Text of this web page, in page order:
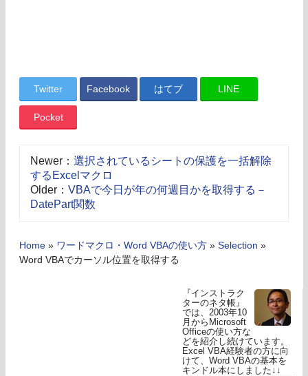
Twitter Facebook はてブ LINE
Pocket
Newer： 選択されているシートの保護を一括解除
するExcelマクロ
Older： VBAで今日が年の何週目かを取得する－
DatePart関数
Home » ワードマクロ・Word VBAの使い方 » Selection »
Word VBAでカーソル位置を取得する
『インストラク
ターのネタ帳』
では、2003年10
月からMicrosoft
Officeの使い方な
どを紹介し続けています。
Excel VBA経験者の方に向
けて、Word VBAの基本を
キンドル本にしました↓↓